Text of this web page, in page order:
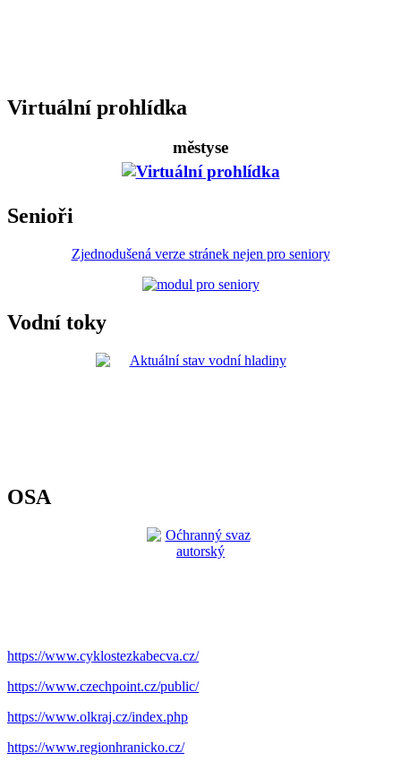
Virtuální prohlídka
městyse
Senioři
Zjednodušená verze stránek nejen pro seniory
Vodní toky
OSA
https://www.cyklostezkabecva.cz/
https://www.czechpoint.cz/public/
https://www.olkraj.cz/index.php
https://www.regionhranicko.cz/